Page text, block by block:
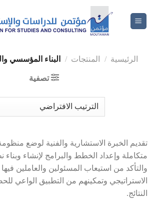
الرئيسية / المنتجات / البناء المؤسسي
تصفية
تقديم الخبرة الاستشارية والفنية لوضع
متكاملة وإعداد الخطط والبرامج لإنشاء وبناء
والتأكد من استيعاب المسئولين والعاملين
الاستراتيجي وتمكينهم من التطبيق الواعي
النتائج.